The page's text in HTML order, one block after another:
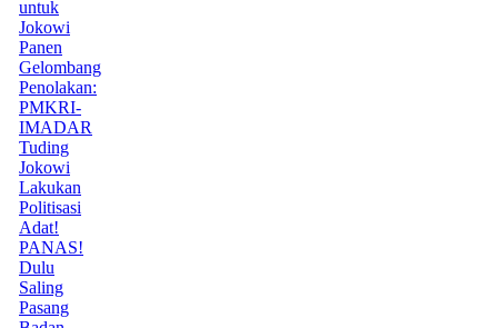
untuk
Jokowi
Panen
Gelombang
Penolakan:
PMKRI-
IMADAR
Tuding
Jokowi
Lakukan
Politisasi
Adat!
PANAS!
Dulu
Saling
Pasang